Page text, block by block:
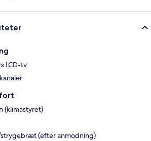
LCD-tv
(klimastyret)
(efter anmodning)